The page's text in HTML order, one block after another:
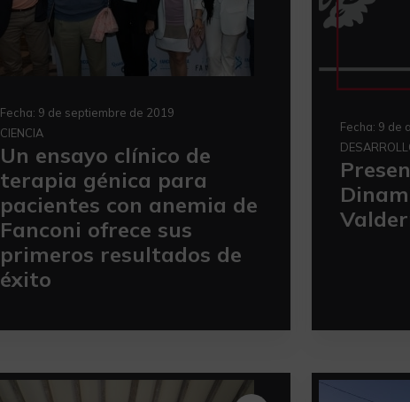
Fecha: 9 de septiembre de 2019
CIENCIA
Un ensayo clínico de
terapia génica para
pacientes con anemia de
Fanconi ofrece sus
primeros resultados de
éxito
Fecha: 9 de